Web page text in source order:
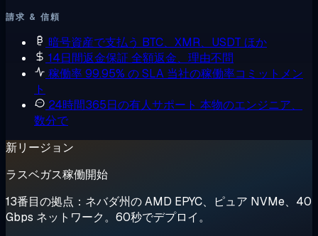
請求 & 信頼
暗号資産で支払う BTC、XMR、USDT ほか
14日間返金保証 全額返金、理由不問
稼働率 99.95% の SLA 当社の稼働率コミットメン
ト
24時間365日の有人サポート 本物のエンジニア、
数分で
新リージョン
ラスベガス稼働開始
13番目の拠点：ネバダ州の AMD EPYC、ピュア NVMe、40
Gbps ネットワーク。60秒でデプロイ。